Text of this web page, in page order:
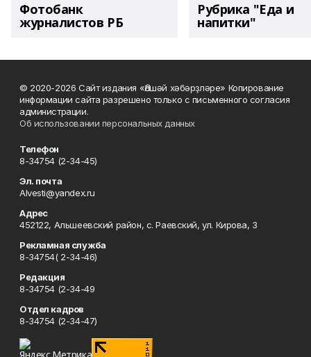
Фотобанк
журналистов РБ
Рубрика "Еда и
напитки"
© 2020-2026 Сайт издания «Әлшәй хәбәрҙләре» Копирование
информации сайта разрешено только с письменного согласия
администрации.
Об использовании персональных данных
Телефон
8-34754 (2-34-45)
Эл. почта
Alvesti@yandex.ru
Адрес
452122, Альшеевский район, с. Раевский, ул. Кирова, 3
Рекламная служба
8-34754( 2-34-46)
Редакция
8-34754 (2-34-49
Отдел кадров
8-34754 (2-34-47)